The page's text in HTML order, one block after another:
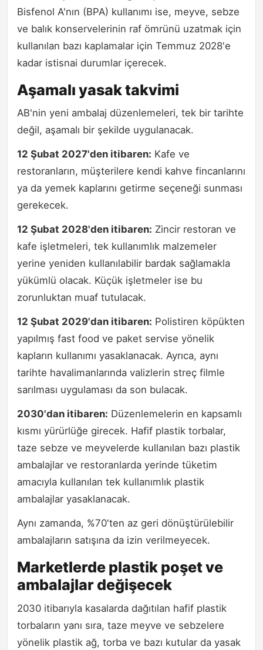
Bisfenol A'nın (BPA) kullanımı ise, meyve, sebze
ve balık konservelerinin raf ömrünü uzatmak için
kullanılan bazı kaplamalar için Temmuz 2028'e
kadar istisnai durumlar içerecek.
Aşamalı yasak takvimi
AB'nin yeni ambalaj düzenlemeleri, tek bir tarihte
değil, aşamalı bir şekilde uygulanacak.
12 Şubat 2027'den itibaren: Kafe ve
restoranların, müşterilere kendi kahve fincanlarını
ya da yemek kaplarını getirme seçeneği sunması
gerekecek.
12 Şubat 2028'den itibaren: Zincir restoran ve
kafe işletmeleri, tek kullanımlık malzemeler
yerine yeniden kullanılabilir bardak sağlamakla
yükümlü olacak. Küçük işletmeler ise bu
zorunluktan muaf tutulacak.
12 Şubat 2029'dan itibaren: Polistiren köpükten
yapılmış fast food ve paket servise yönelik
kapların kullanımı yasaklanacak. Ayrıca, aynı
tarihte havalimanlarında valizlerin streç filmle
sarılması uygulaması da son bulacak.
2030'dan itibaren: Düzenlemelerin en kapsamlı
kısmı yürürlüğe girecek. Hafif plastik torbalar,
taze sebze ve meyvelerde kullanılan bazı plastik
ambalajlar ve restoranlarda yerinde tüketim
amacıyla kullanılan tek kullanımlık plastik
ambalajlar yasaklanacak.
Aynı zamanda, %70'ten az geri dönüştürülebilir
ambalajların satışına da izin verilmeyecek.
Marketlerde plastik poşet ve
ambalajlar değişecek
2030 itibarıyla kasalarda dağıtılan hafif plastik
torbaların yanı sıra, taze meyve ve sebzelere
yönelik plastik ağ, torba ve bazı kutular da yasak